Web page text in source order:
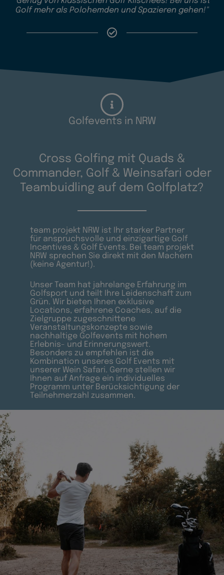
Golf mehr als Polohemden und Spazieren gehen!"
Golfevents in NRW
Cross Golfing mit Quads &
Commander, Golf & Weinsafari oder
Teambuidling auf dem Golfplatz?
team projekt NRW ist Ihr starker Partner
für anspruchsvolle und einzigartige Golf
Incentives & Golf Events. Bei team projekt
NRW sprechen Sie direkt mit den Machern
(keine Agentur!).
Unser Team hat jahrelange Erfahrung im
Golfsport und teilt Ihre Leidenschaft zum
Grün. Wir bieten Ihnen exklusive
Locations, erfahrene Coaches, auf die
Zielgruppe zugeschnittene
Veranstaltungskonzepte sowie
nachhaltige Golfevents mit hohem
Erlebnis- und Erinnerungswert.
Besonders zu empfehlen ist die
Kombination unseres Golf Events mit
unserer Wein Safari. Gerne stellen wir
Ihnen auf Anfrage ein individuelles
Programm unter Berücksichtigung der
Teilnehmerzahl zusammen.